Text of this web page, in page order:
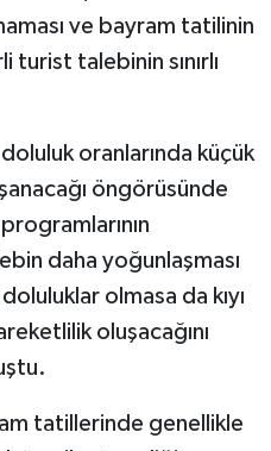
ve bayram tatilinin
turist talebinin sınırlı
oranlarında küçük
öngörüsünde
daha yoğunlaşması
olmasa da kıyı
oluşacağını
tatillerinde genellikle